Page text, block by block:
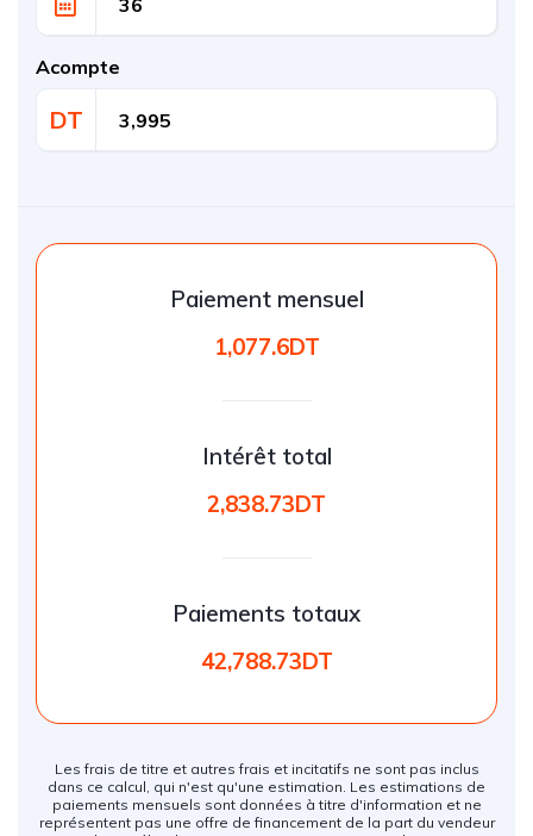
Acompte
DT
Paiement mensuel
1,077.6DT
Intérêt total
2,838.73DT
Paiements totaux
42,788.73DT
Les frais de titre et autres frais et incitatifs ne sont pas inclus
dans ce calcul, qui n'est qu'une estimation. Les estimations de
paiements mensuels sont données à titre d'information et ne
représentent pas une offre de financement de la part du vendeur